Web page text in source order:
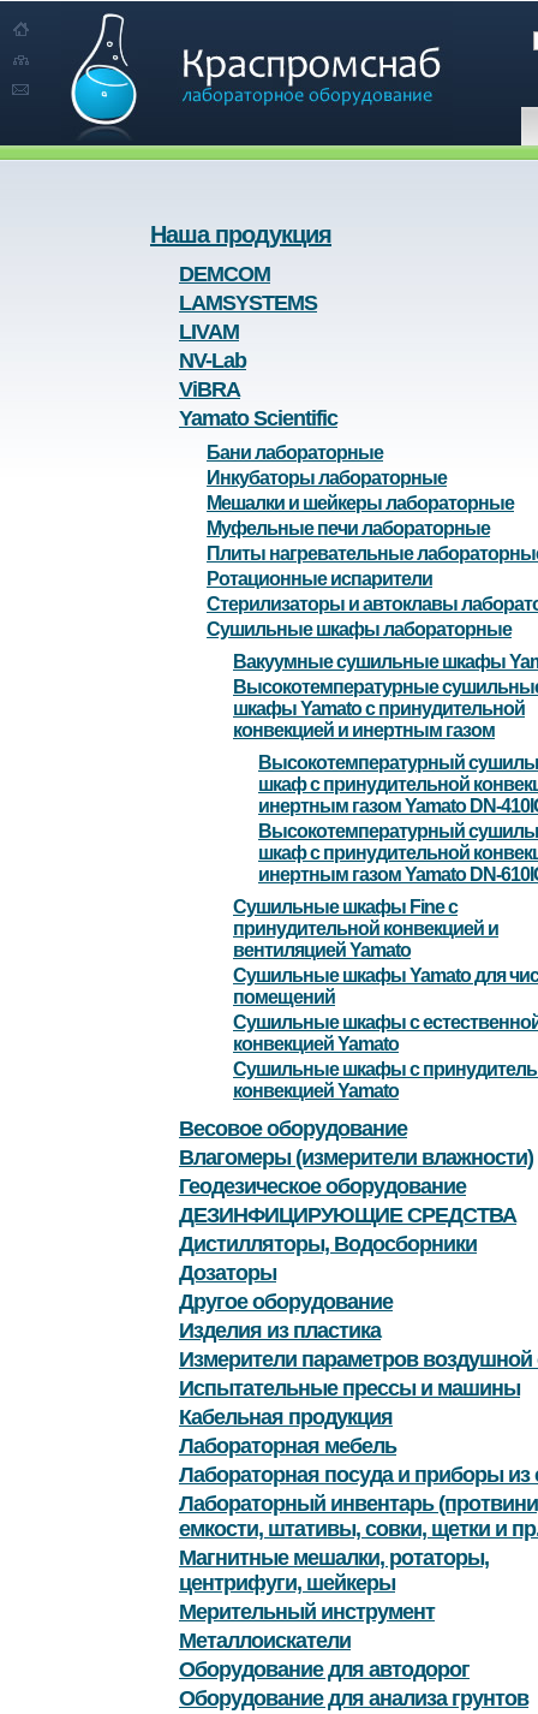
Наша продукция
DEMCOM
LAMSYSTEMS
LIVAM
NV-Lab
ViBRA
Yamato Scientific
Бани лабораторные
Инкубаторы лабораторные
Мешалки и шейкеры лабораторные
Муфельные печи лабораторные
Плиты нагревательные
Ротационные испарители
Стерилизаторы и автоклавы
Сушильные шкафы лабораторные
Вакуумные сушильные шкафы
Высокотемпературные
шкафы Yamato с принудительной
конвекцией и инертным газом
Высокотемпературный
шкаф с принудительной
инертным газом Yamato DN-
Высокотемпературный
шкаф с принудительной
инертным газом Yamato DN-
Сушильные шкафы Fine с
принудительной конвекцией и
вентиляцией Yamato
Сушильные шкафы Yamato для
помещений
Сушильные шкафы с
конвекцией Yamato
Сушильные шкафы с
конвекцией Yamato
Весовое оборудование
Влагомеры (измерители влажности)
Геодезическое оборудование
ДЕЗИНФИЦИРУЮЩИЕ СРЕДСТВА
Дистилляторы, Водосборники
Дозаторы
Другое оборудование
Изделия из пластика
Измерители параметров
Испытательные прессы и машины
Кабельная продукция
Лабораторная мебель
Лабораторная посуда и приборы из
Лабораторный инвентарь
емкости, штативы, совки, щетки и
Магнитные мешалки, ротаторы,
центрифуги, шейкеры
Мерительный инструмент
Металлоискатели
Оборудование для автодорог
Оборудование для анализа грунтов